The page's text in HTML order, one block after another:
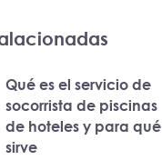
Qué es el servicio de
socorrista de piscinas
de hoteles y para qué
sirve